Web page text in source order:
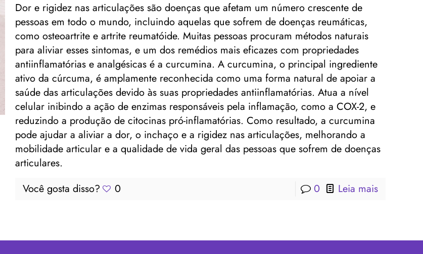
Dor e rigidez nas articulações são doenças que afetam um número crescente de
pessoas em todo o mundo, incluindo aquelas que sofrem de doenças reumáticas,
como osteoartrite e artrite reumatóide. Muitas pessoas procuram métodos naturais
para aliviar esses sintomas, e um dos remédios mais eficazes com propriedades
antiinflamatórias e analgésicas é a curcumina. A curcumina, o principal ingrediente
ativo da cúrcuma, é amplamente reconhecida como uma forma natural de apoiar a
saúde das articulações devido às suas propriedades antiinflamatórias. Atua a nível
celular inibindo a ação de enzimas responsáveis ​​pela inflamação, como a COX-2, e
reduzindo a produção de citocinas pró-inflamatórias. Como resultado, a curcumina
pode ajudar a aliviar a dor, o inchaço e a rigidez nas articulações, melhorando a
mobilidade articular e a qualidade de vida geral das pessoas que sofrem de doenças
articulares.
Você gosta disso?
0 0 Leia mais